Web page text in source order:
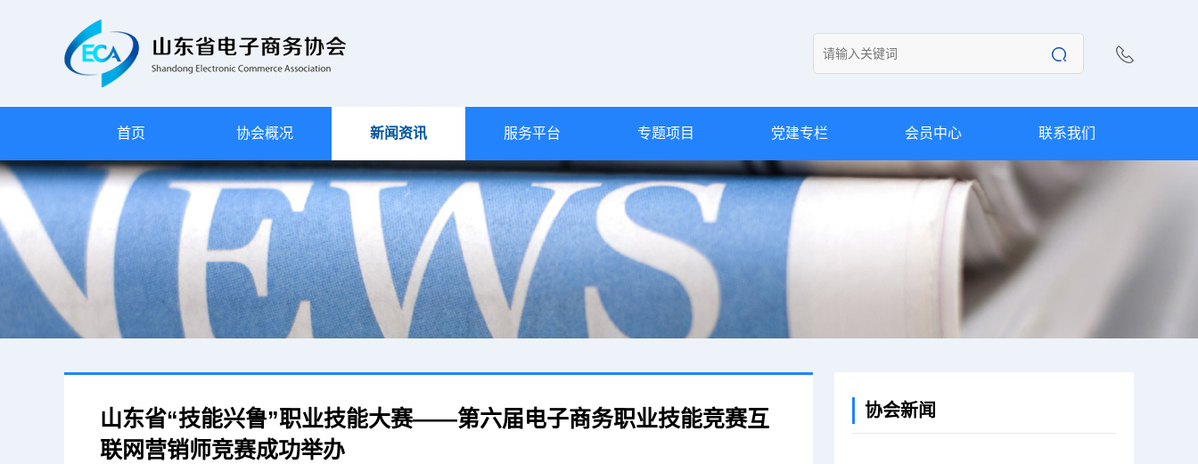
首页 协会概况 新闻资讯 服务平台 专题项目 党建专栏 会员中心 联系我们
山东省“技能兴鲁”职业技能大赛——第六届电子商务职业技能竞赛互
联网营销师竞赛成功举办
协会新闻